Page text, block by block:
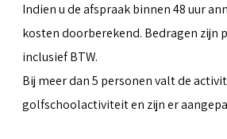
Indien u de afspraak binnen 48 uur
kosten doorberekend. Bedragen zijn
inclusief BTW.
Bij meer dan 5 personen valt de
golfschoolactiviteit en zijn er